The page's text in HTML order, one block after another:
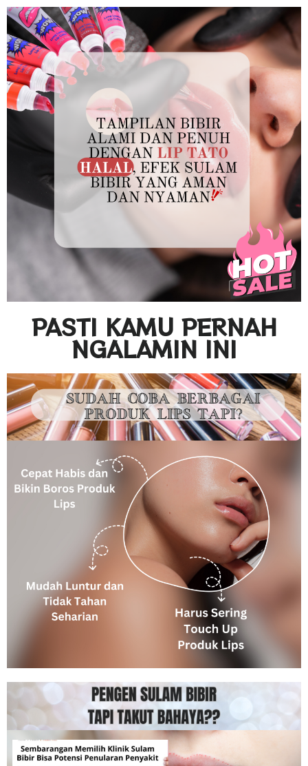
PASTI KAMU PERNAH
NGALAMIN INI